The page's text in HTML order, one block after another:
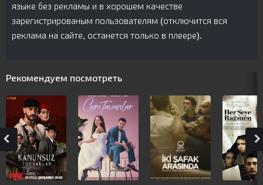
языке без рекламы и в хорошем качестве
зарегистрированым пользователям (отключится вся
реклама на сайте, останется только в плеере).
Рекомендуем посмотреть